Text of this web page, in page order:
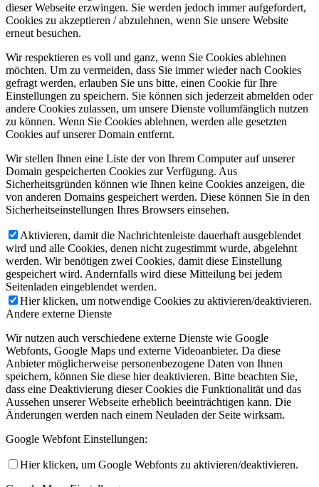
dieser Webseite erzwingen. Sie werden jedoch immer aufgefordert,
Cookies zu akzeptieren / abzulehnen, wenn Sie unsere Website
erneut besuchen.
Wir respektieren es voll und ganz, wenn Sie Cookies ablehnen
möchten. Um zu vermeiden, dass Sie immer wieder nach Cookies
gefragt werden, erlauben Sie uns bitte, einen Cookie für Ihre
Einstellungen zu speichern. Sie können sich jederzeit abmelden oder
andere Cookies zulassen, um unsere Dienste vollumfänglich nutzen
zu können. Wenn Sie Cookies ablehnen, werden alle gesetzten
Cookies auf unserer Domain entfernt.
Wir stellen Ihnen eine Liste der von Ihrem Computer auf unserer
Domain gespeicherten Cookies zur Verfügung. Aus
Sicherheitsgründen können wie Ihnen keine Cookies anzeigen, die
von anderen Domains gespeichert werden. Diese können Sie in den
Sicherheitseinstellungen Ihres Browsers einsehen.
Aktivieren, damit die Nachrichtenleiste dauerhaft ausgeblendet
wird und alle Cookies, denen nicht zugestimmt wurde, abgelehnt
werden. Wir benötigen zwei Cookies, damit diese Einstellung
gespeichert wird. Andernfalls wird diese Mitteilung bei jedem
Seitenladen eingeblendet werden.
Hier klicken, um notwendige Cookies zu aktivieren/deaktivieren.
Andere externe Dienste
Wir nutzen auch verschiedene externe Dienste wie Google
Webfonts, Google Maps und externe Videoanbieter. Da diese
Anbieter möglicherweise personenbezogene Daten von Ihnen
speichern, können Sie diese hier deaktivieren. Bitte beachten Sie,
dass eine Deaktivierung dieser Cookies die Funktionalität und das
Aussehen unserer Webseite erheblich beeinträchtigen kann. Die
Änderungen werden nach einem Neuladen der Seite wirksam.
Google Webfont Einstellungen:
Hier klicken, um Google Webfonts zu aktivieren/deaktivieren.